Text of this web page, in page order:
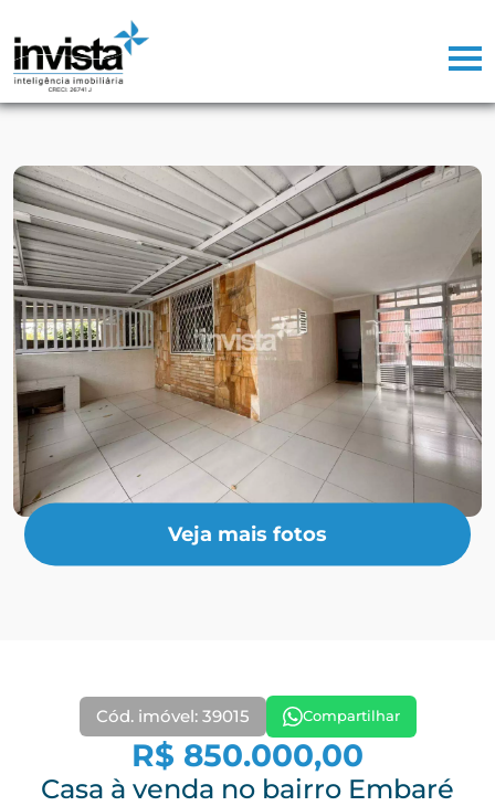
Veja mais fotos
Cód. imóvel: 39015 Compartilhar
R$ 850.000,00
Casa à venda no bairro Embaré